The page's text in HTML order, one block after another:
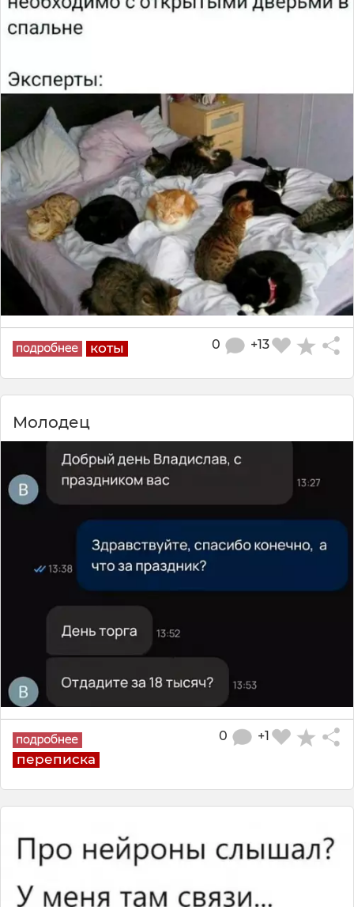
коты +13
0
Молодец
переписка
+1
0